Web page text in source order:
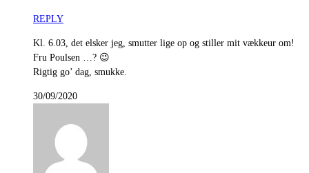
REPLY
Kl. 6.03, det elsker jeg, smutter lige op og stiller mit vækkeur om!
Fru Poulsen …? 😉
Rigtig go’ dag, smukke.
30/09/2020